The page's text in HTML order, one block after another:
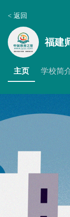
< 返回
福建
主页 学校简